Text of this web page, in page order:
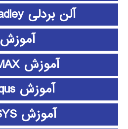
آلن بردلی Allen bradley
آموزش
آموزش 3D MAX
آموزش abaqus
آموزش ANSYS